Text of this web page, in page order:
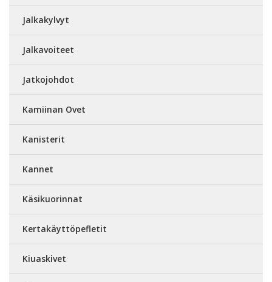
Jalkakylvyt
Jalkavoiteet
Jatkojohdot
Kamiinan Ovet
Kanisterit
Kannet
Käsikuorinnat
Kertakäyttöpefletit
Kiuaskivet